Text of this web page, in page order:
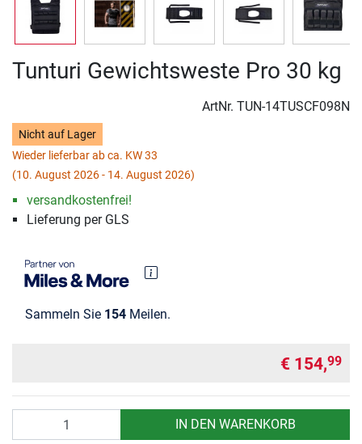
Tunturi Gewichtsweste Pro 30 kg
ArtNr. TUN-14TUSCF098N
Nicht auf Lager
Wieder lieferbar ab ca. KW 33
(10. August 2026 - 14. August 2026)
versandkostenfrei!
Lieferung per GLS
Sammeln Sie 154 Meilen.
€ 154,99
IN DEN WARENKORB